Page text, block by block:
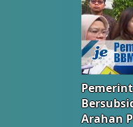
Arahan